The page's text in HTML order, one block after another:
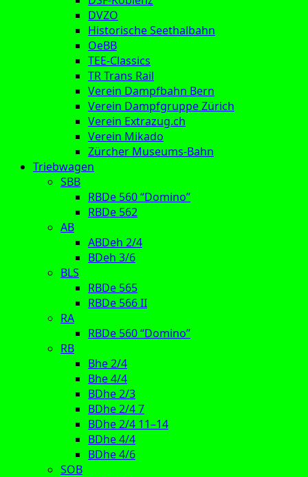
DVZO
Historische Seethalbahn
OeBB
TEE-Classics
TR Trans Rail
Verein Dampfbahn Bern
Verein Dampfgruppe Zürich
Verein Extrazug.ch
Verein Mikado
Zürcher Museums-Bahn
Triebwagen
SBB
RBDe 560 “Domino”
RBDe 562
AB
ABDeh 2/4
BDeh 3/6
BLS
RBDe 565
RBDe 566 II
RA
RBDe 560 “Domino”
RB
Bhe 2/4
Bhe 4/4
BDhe 2/3
BDhe 2/4 7
BDhe 2/4 11–14
BDhe 4/4
BDhe 4/6
SOB